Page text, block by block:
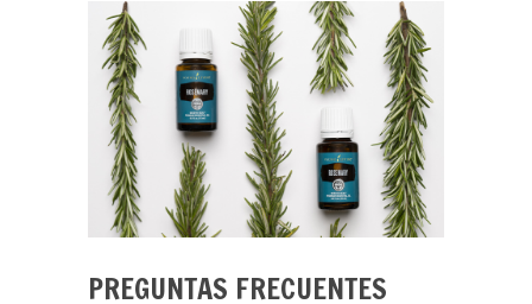
PREGUNTAS FRECUENTES